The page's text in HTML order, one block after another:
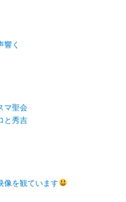
響く
マ聖会
と秀吉
像を観ています